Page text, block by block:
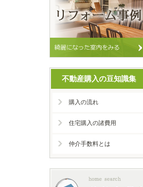
不動産購入の豆知識集
購入の流れ
住宅購入の諸費用
仲介手数料とは